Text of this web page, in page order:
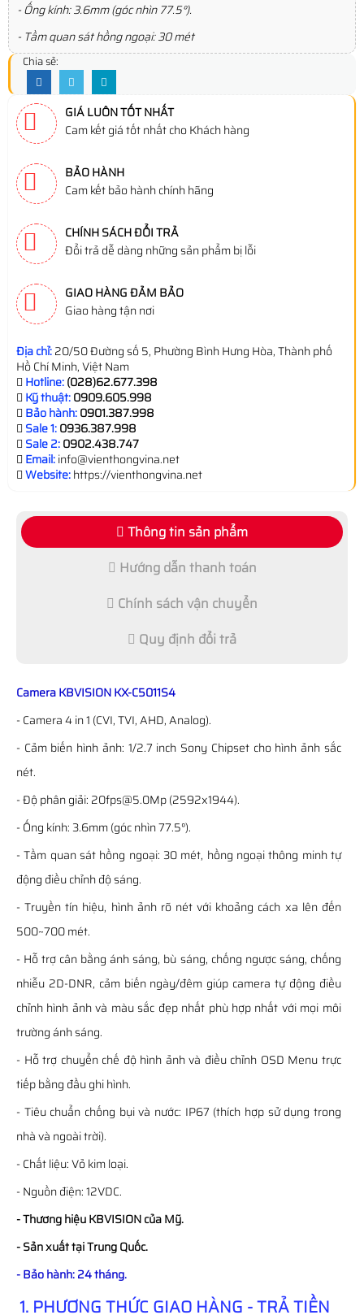
- Ống kính: 3.6mm (góc nhìn 77.5°).
- Tầm quan sát hồng ngoại: 30 mét
Chia sẻ:
GIÁ LUÔN TỐT NHẤT
Cam kết giá tốt nhất cho Khách hàng
BẢO HÀNH
Cam kết bảo hành chính hãng
CHÍNH SÁCH ĐỔI TRẢ
Đổi trả dễ dàng những sản phẩm bị lỗi
GIAO HÀNG ĐẢM BẢO
Giao hàng tận nơi
Địa chỉ:20/50 Đường số 5, Phường Bình Hưng Hòa, Thành phố
Hồ Chí Minh, Việt Nam
Hotline:(028)62.677.398
Kỹ thuật:0909.605.998
Bảo hành:0901.387.998
Sale 1:0936.387.998
Sale 2:0902.438.747
Email:info@vienthongvina.net
Website:https://vienthongvina.net
Thông tin sản phẩm
Hướng dẫn thanh toán
Chính sách vận chuyển
Quy định đổi trả
Camera KBVISION KX-C5011S4
- Camera 4 in 1 (CVI, TVI, AHD, Analog).
- Cảm biến hình ảnh: 1/2.7 inch Sony Chipset cho hình ảnh sắc
nét.
- Độ phân giải: 20fps@5.0Mp (2592x1944).
- Ống kính: 3.6mm (góc nhìn 77.5°).
- Tầm quan sát hồng ngoại: 30 mét, hồng ngoại thông minh tự
động điều chỉnh độ sáng.
- Truyền tín hiệu, hình ảnh rõ nét với khoảng cách xa lên đến
500~700 mét.
- Hỗ trợ cân bằng ánh sáng, bù sáng, chống ngược sáng, chống
nhiễu 2D-DNR, cảm biến ngày/đêm giúp camera tự động điều
chỉnh hình ảnh và màu sắc đẹp nhất phù hợp nhất với mọi môi
trường ánh sáng.
- Hỗ trợ chuyển chế độ hình ảnh và điều chỉnh OSD Menu trực
tiếp bằng đầu ghi hình.
- Tiêu chuẩn chống bụi và nước: IP67 (thích hợp sử dụng trong
nhà và ngoài trời).
- Chất liệu: Vỏ kim loại.
- Nguồn điện: 12VDC.
- Thương hiệu KBVISION của Mỹ.
- Sản xuất tại Trung Quốc.
- Bảo hành: 24 tháng.
1. PHƯƠNG THỨC GIAO HÀNG - TRẢ TIỀN